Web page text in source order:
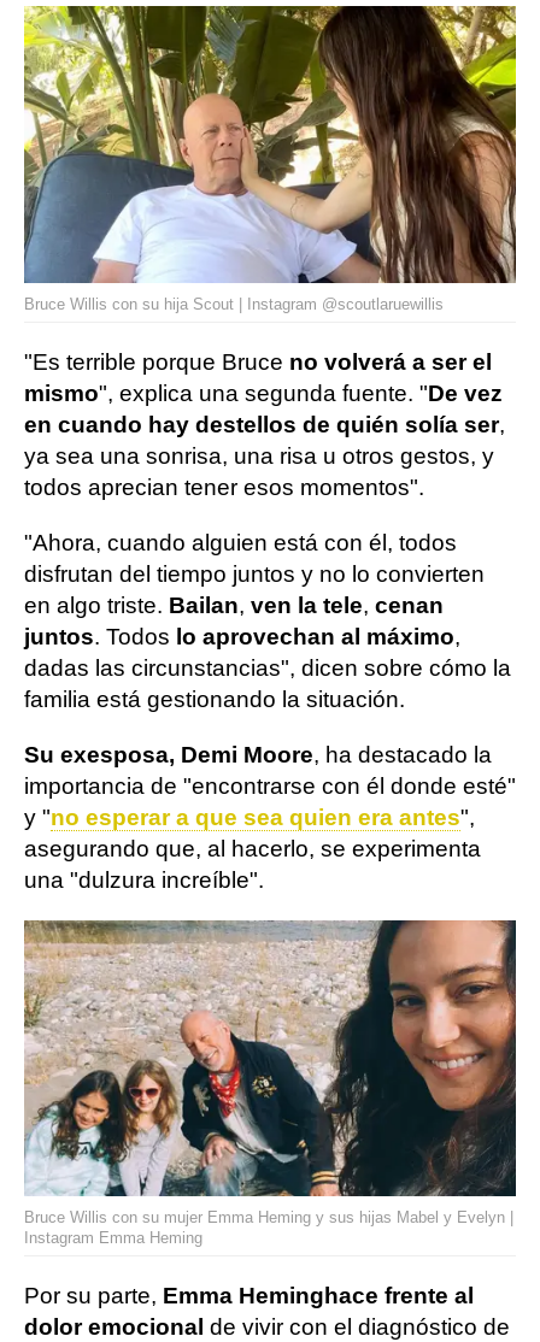
Bruce Willis con su hija Scout | Instagram @scoutlaruewillis
"Es terrible porque Bruce no volverá a ser el
mismo", explica una segunda fuente. "De vez
en cuando hay destellos de quién solía ser,
ya sea una sonrisa, una risa u otros gestos, y
todos aprecian tener esos momentos".
"Ahora, cuando alguien está con él, todos
disfrutan del tiempo juntos y no lo convierten
en algo triste. Bailan, ven la tele, cenan
juntos. Todos lo aprovechan al máximo,
dadas las circunstancias", dicen sobre cómo la
familia está gestionando la situación.
Su exesposa, Demi Moore, ha destacado la
importancia de "encontrarse con él donde esté"
y "no esperar a que sea quien era antes",
asegurando que, al hacerlo, se experimenta
una "dulzura increíble".
Bruce Willis con su mujer Emma Heming y sus hijas Mabel y Evelyn |
Instagram Emma Heming
Por su parte, Emma Heminghace frente al
dolor emocional de vivir con el diagnóstico de